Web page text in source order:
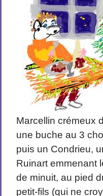
Marcellin crémeux
une buche au 3
puis un Condrieu,
Ruinart emmenant
de minuit, au pied
petit-fils (qui ne